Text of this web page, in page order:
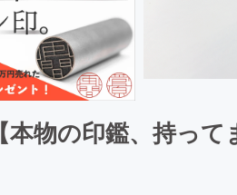
【本物の印鑑、持っ